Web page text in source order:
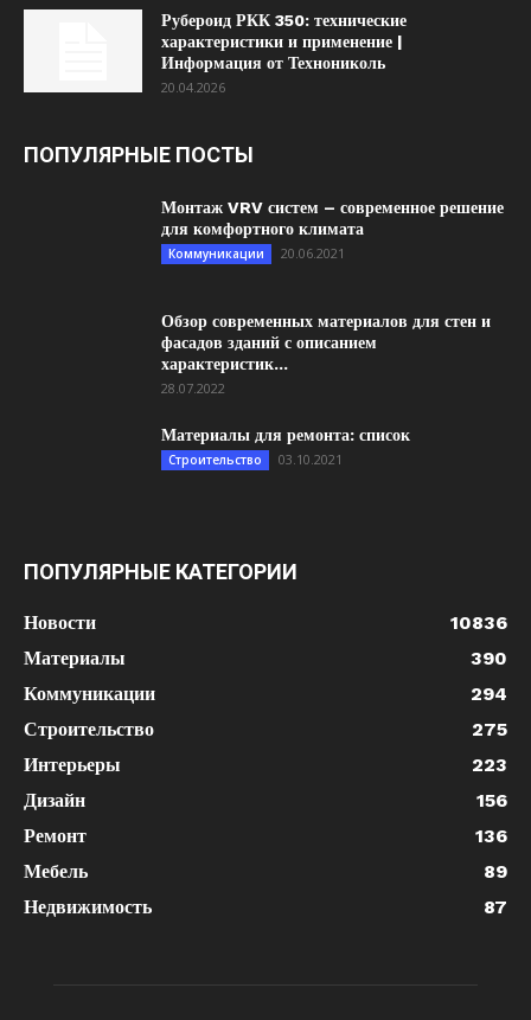
Рубероид РКК 350: технические
характеристики и применение |
Информация от Технониколь
20.04.2026
ПОПУЛЯРНЫЕ ПОСТЫ
Монтаж VRV систем – современное решение
для комфортного климата
Коммуникации 20.06.2021
Обзор современных материалов для стен и
фасадов зданий с описанием
характеристик...
28.07.2022
Материалы для ремонта: список
Строительство 03.10.2021
ПОПУЛЯРНЫЕ КАТЕГОРИИ
Новости
10836
Материалы
390
Коммуникации
294
Строительство
275
Интерьеры
223
Дизайн
156
Ремонт
136
Мебель
89
Недвижимость
87